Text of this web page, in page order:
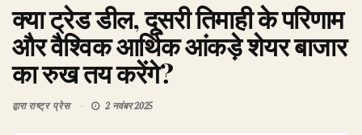
क्या ट्रेड डील, दूसरी तिमाही के परिणाम
और वैश्विक आर्थिक आंकड़े शेयर बाजार
का रुख तय करेंगे?
द्वाराराष्ट्र प्रेस 2 नवंबर 2025